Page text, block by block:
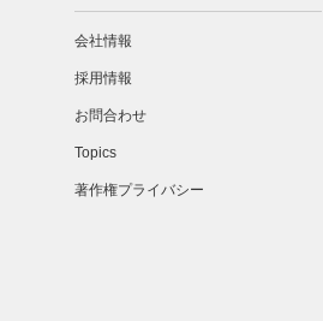
会社情報
採用情報
お問合わせ
Topics
著作権プライバシー